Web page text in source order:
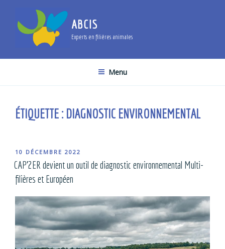
contenu
ABCIS
Experts en filières animales
Menu
ÉTIQUETTE : DIAGNOSTIC ENVIRONNEMENTAL
PUBLIÉ
LE
10 DÉCEMBRE 2022
CAP’2ER devient un outil de diagnostic environnemental Multi-
filières et Européen